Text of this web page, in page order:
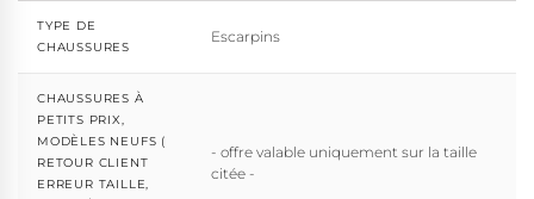
TYPE DE
CHAUSSURES
Escarpins
CHAUSSURES À
PETITS PRIX,
MODÈLES NEUFS (
RETOUR CLIENT
ERREUR TAILLE,
- offre valable uniquement sur la taille
citée -